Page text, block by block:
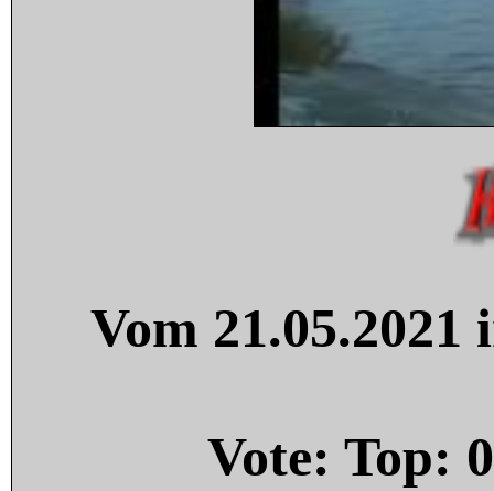
Vom
Vote: Top: 0